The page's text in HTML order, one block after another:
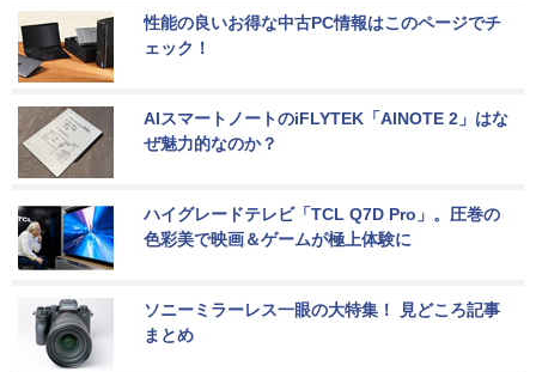
性能の良いお得な中古PC情報はこのページでチ
ェック！
AIスマートノートのiFLYTEK「AINOTE 2」はな
ぜ魅力的なのか？
ハイグレードテレビ「TCL Q7D Pro」。圧巻の
色彩美で映画＆ゲームが極上体験に
ソニーミラーレス一眼の大特集！ 見どころ記事
まとめ